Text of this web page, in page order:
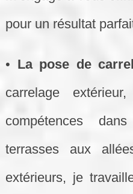
pour un résultat
• La pose de
carrelage
compétences
terrasses aux
extérieurs, je